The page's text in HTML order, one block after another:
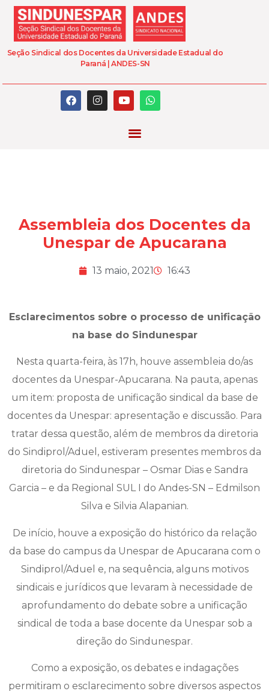
Seção Sindical dos Docentes da Universidade Estadual do
Paraná | ANDES-SN
Assembleia dos Docentes da
Unespar de Apucarana
13 maio, 2021 16:43
Esclarecimentos sobre o processo de unificação
na base do Sindunespar
Nesta quarta-feira, às 17h, houve assembleia do/as
docentes da Unespar-Apucarana. Na pauta, apenas
um item: proposta de unificação sindical da base de
docentes da Unespar: apresentação e discussão. Para
tratar dessa questão, além de membros da diretoria
do Sindiprol/Aduel, estiveram presentes membros da
diretoria do Sindunespar – Osmar Dias e Sandra
Garcia – e da Regional SUL I do Andes-SN – Edmilson
Silva e Silvia Alapanian.
De início, houve a exposição do histórico da relação
da base do campus da Unespar de Apucarana com o
Sindiprol/Aduel e, na sequência, alguns motivos
sindicais e jurídicos que levaram à necessidade de
aprofundamento do debate sobre a unificação
sindical de toda a base docente da Unespar sob a
direção do Sindunespar.
Como a exposição, os debates e indagações
permitiram o esclarecimento sobre diversos aspectos